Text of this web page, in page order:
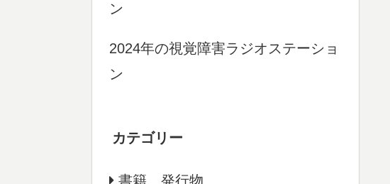
ン
2024年の視覚障害ラジオステーショ
ン
カテゴリー
書籍、発行物